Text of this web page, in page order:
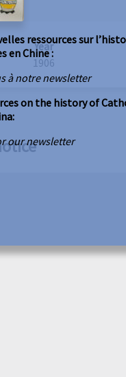
Year
1906
ressources sur
en Chine :
à notre newsletter
on the history of
our newsletter